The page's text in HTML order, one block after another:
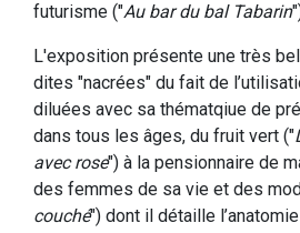
futurisme ("Au bar du bal Tabarin
L'exposition présente une très
dites "nacrées" du fait de
diluées avec sa thématqiue de
dans tous les âges, du fruit vert ("
avec rose") à la pensionnaire de
des femmes de sa vie et des
couché") dont il détaille